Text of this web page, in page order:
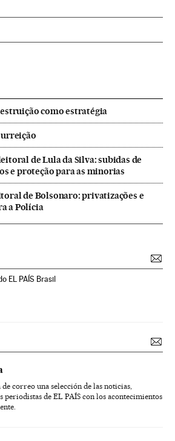
como estratégia
de Lula da Silva: subidas de
e proteção para as minorias
de Bolsonaro: privatizações e
a Polícia
EL PAÍS Brasil
de correo una selección de las noticias,
periodistas de EL PAÍS con los acontecimientos